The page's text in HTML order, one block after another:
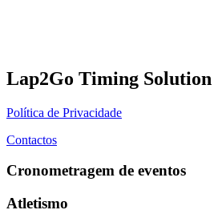
Lap2Go Timing Solution
Política de Privacidade
Contactos
Cronometragem de eventos
Atletismo